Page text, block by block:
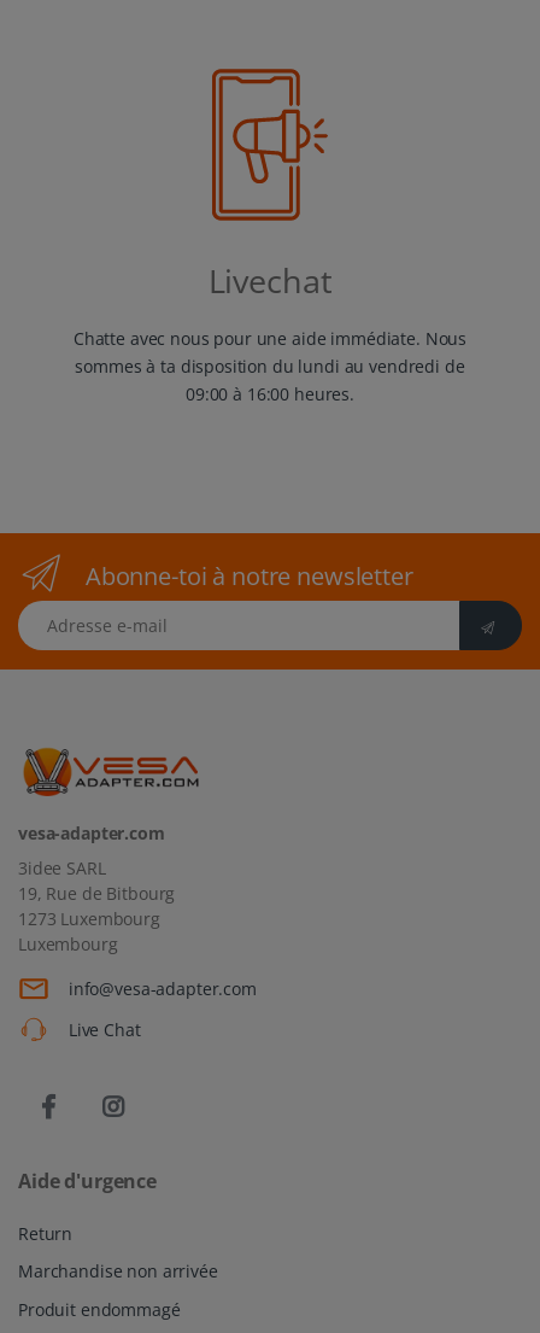
Livechat
Chatte avec nous pour une aide immédiate. Nous
sommes à ta disposition du lundi au vendredi de
09:00 à 16:00 heures.
Abonne-toi à notre newsletter
Adresse e-mail
vesa-adapter.com
3idee SARL
19, Rue de Bitbourg
1273 Luxembourg
Luxembourg
info@vesa-adapter.com
Live Chat
Aide d'urgence
Return
Marchandise non arrivée
Produit endommagé